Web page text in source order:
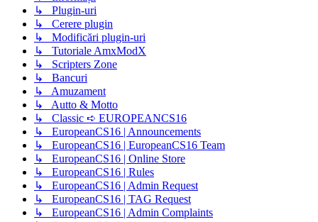
↳ Plugin-uri
↳ Cerere plugin
↳ Modificări plugin-uri
↳ Tutoriale AmxModX
↳ Scripters Zone
↳ Bancuri
↳ Amuzament
↳ Autto & Motto
↳ Classic ➪ EUROPEANCS16
↳ EuropeanCS16 | Announcements
↳ EuropeanCS16 | EuropeanCS16 Team
↳ EuropeanCS16 | Online Store
↳ EuropeanCS16 | Rules
↳ EuropeanCS16 | Admin Request
↳ EuropeanCS16 | TAG Request
↳ EuropeanCS16 | Admin Complaints